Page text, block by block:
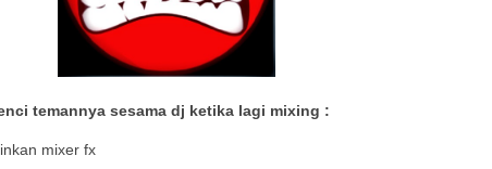
temannya sesama dj ketika lagi mixing :
mixer fx